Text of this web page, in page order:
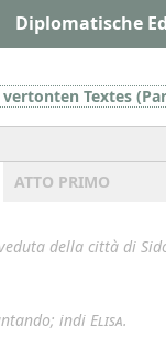
Diplomatische
vertonten Textes
ATTO PRIMO
della città di
indi Elisa.